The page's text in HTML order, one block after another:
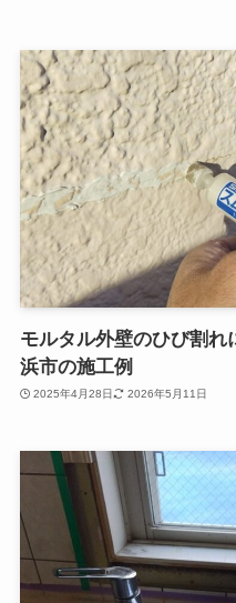
モルタル外壁のひび割れ
浜市の施工例
2025年4月28日 2026年5月11日